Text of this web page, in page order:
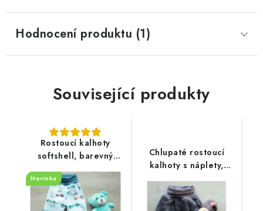
Hodnocení produktu (1)
Související produkty
Rostoucí kalhoty
softshell, barevný
potisk auta
Novinka
Chlupaté rostoucí
kalhoty s náplety,
tmavě šedé